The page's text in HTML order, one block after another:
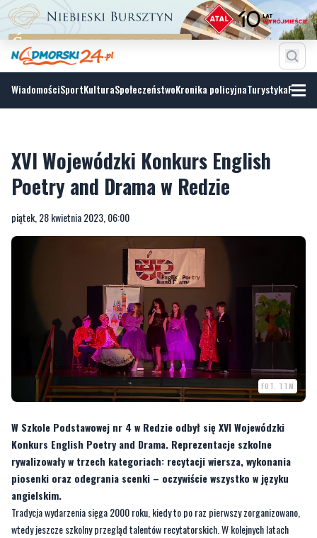
WiadomościSportKulturaSpołeczeństwoKronika policyjnaTurystyka
XVI Wojewódzki Konkurs English
Poetry and Drama w Redzie
W Szkole Podstawowej nr 4 w Redzie odbył się XVI Wojewódzki
Konkurs English Poetry and Drama. Reprezentacje szkolne
rywalizowały w trzech kategoriach: recytacji wiersza, wykonania
piosenki oraz odegrania scenki – oczywiście wszystko w języku